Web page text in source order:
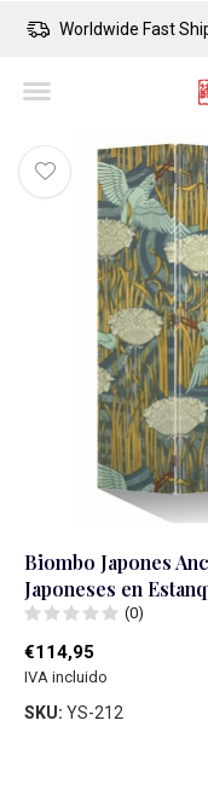
Worldwide Fast
Biombo Japones
Japoneses en
(0)
€114,95
IVA incluido
SKU: YS-212